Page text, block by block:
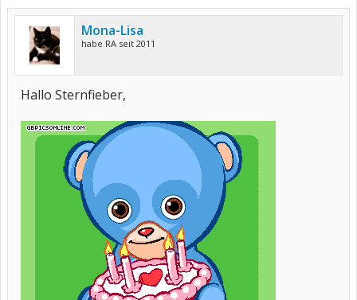
Mona-Lisa
habe RA seit 2011
Hallo Sternfieber,